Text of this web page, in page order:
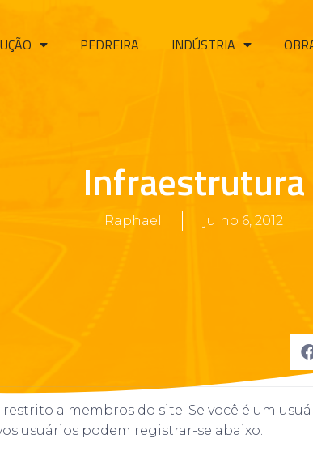
PEDREIRA INDÚSTRIA
Infraestrutura
Raphael julho 6, 2012
a membros do site. Se você é um
usuários podem registrar-se abaixo.